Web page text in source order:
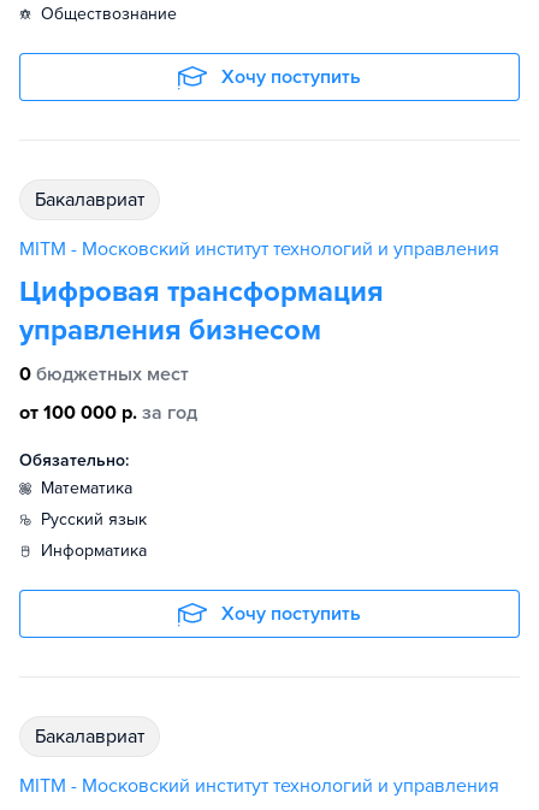
обществознание
Хочу поступить
бакалавриат
MITM - Московский институт технологий и управления
Цифровая трансформация
управления бизнесом
0 бюджетных мест
от 100 000 р. за год
Обязательно:
математика
русский язык
информатика
Хочу поступить
бакалавриат
MITM - Московский институт технологий и управления